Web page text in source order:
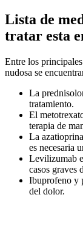
Lista de
tratar esta
Entre los
nudosa se
La
tratamiento.
El
terapia de
La
es necesaria
Levilizumab
casos graves
Ibuprofeno y
del dolor.